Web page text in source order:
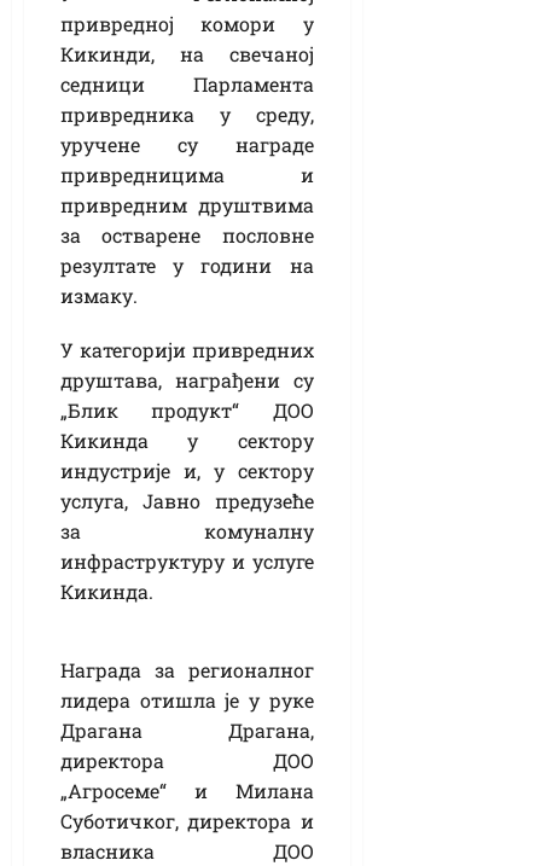
привредној комори у
Кикинди, на свечаној
седници Парламента
привредника у среду,
уручене су награде
привредницима и
привредним друштвима
за остварене пословне
резултате у години на
измаку.
У категорији привредних
друштава, награђени су
„Блик продукт“ ДОО
Кикинда у сектору
индустрије и, у сектору
услуга, Јавно предузеће
за комуналну
инфраструктуру и услуге
Кикинда.
Награда за регионалног
лидера отишла је у руке
Драгана Драгана,
директора ДОО
„Агросеме“ и Милана
Суботичког, директора и
власника ДОО